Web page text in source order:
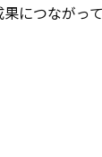
につながって